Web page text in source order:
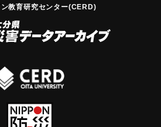
教育研究センター(CERD)